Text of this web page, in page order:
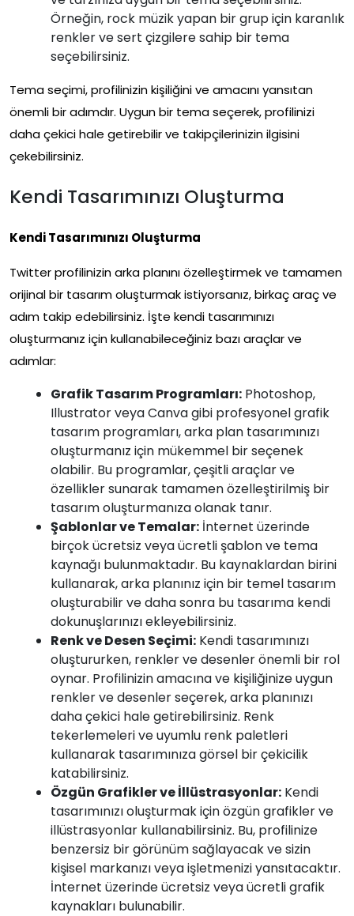
Örneğin, rock müzik yapan bir grup için karanlık
renkler ve sert çizgilere sahip bir tema
seçebilirsiniz.
Tema seçimi, profilinizin kişiliğini ve amacını yansıtan
önemli bir adımdır. Uygun bir tema seçerek, profilinizi
daha çekici hale getirebilir ve takipçilerinizin ilgisini
çekebilirsiniz.
Kendi Tasarımınızı Oluşturma
Kendi Tasarımınızı Oluşturma
Twitter profilinizin arka planını özelleştirmek ve tamamen
orijinal bir tasarım oluşturmak istiyorsanız, birkaç araç ve
adım takip edebilirsiniz. İşte kendi tasarımınızı
oluşturmanız için kullanabileceğiniz bazı araçlar ve
adımlar:
Grafik Tasarım Programları: Photoshop,
Illustrator veya Canva gibi profesyonel grafik
tasarım programları, arka plan tasarımınızı
oluşturmanız için mükemmel bir seçenek
olabilir. Bu programlar, çeşitli araçlar ve
özellikler sunarak tamamen özelleştirilmiş bir
tasarım oluşturmanıza olanak tanır.
Şablonlar ve Temalar: İnternet üzerinde
birçok ücretsiz veya ücretli şablon ve tema
kaynağı bulunmaktadır. Bu kaynaklardan birini
kullanarak, arka planınız için bir temel tasarım
oluşturabilir ve daha sonra bu tasarıma kendi
dokunuşlarınızı ekleyebilirsiniz.
Renk ve Desen Seçimi: Kendi tasarımınızı
oluştururken, renkler ve desenler önemli bir rol
oynar. Profilinizin amacına ve kişiliğinize uygun
renkler ve desenler seçerek, arka planınızı
daha çekici hale getirebilirsiniz. Renk
tekerlemeleri ve uyumlu renk paletleri
kullanarak tasarımınıza görsel bir çekicilik
katabilirsiniz.
Özgün Grafikler ve İllüstrasyonlar: Kendi
tasarımınızı oluşturmak için özgün grafikler ve
illüstrasyonlar kullanabilirsiniz. Bu, profilinize
benzersiz bir görünüm sağlayacak ve sizin
kişisel markanızı veya işletmenizi yansıtacaktır.
İnternet üzerinde ücretsiz veya ücretli grafik
kaynakları bulunabilir.